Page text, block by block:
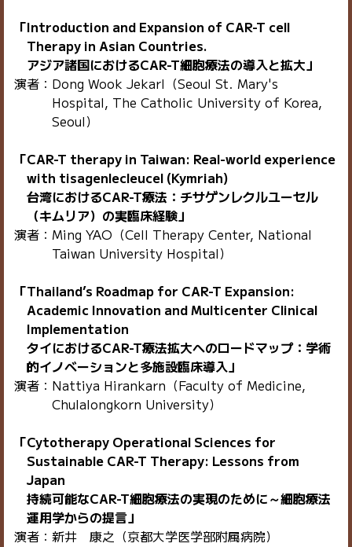
「Introduction and Expansion of CAR-T cell
Therapy in Asian Countries.
アジア諸国におけるCAR-T細胞療法の導入と拡大」
演者：Dong Wook Jekarl（Seoul St. Mary's
Hospital, The Catholic University of Korea,
Seoul）
「CAR-T therapy in Taiwan: Real-world experience
with tisagenlecleucel (Kymriah)
台湾におけるCAR-T療法：チサゲンレクルユーセル
（キムリア）の実臨床経験」
演者：Ming YAO（Cell Therapy Center, National
Taiwan University Hospital）
「Thailand’s Roadmap for CAR-T Expansion:
Academic Innovation and Multicenter Clinical
Implementation
タイにおけるCAR-T療法拡大へのロードマップ：学術
的イノベーションと多施設臨床導入」
演者：Nattiya Hirankarn（Faculty of Medicine,
Chulalongkorn University）
「Cytotherapy Operational Sciences for
Sustainable CAR-T Therapy: Lessons from
Japan
持続可能なCAR-T細胞療法の実現のために～細胞療法
運用学からの提言」
演者：新井 康之（京都大学医学部附属病院）